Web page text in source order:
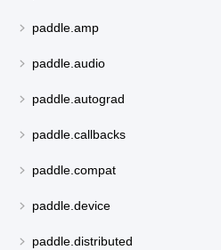
paddle.amp
paddle.audio
paddle.autograd
paddle.callbacks
paddle.compat
paddle.device
paddle.distributed